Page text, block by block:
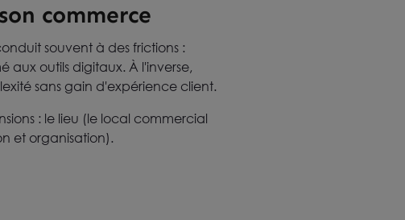
commerce
souvent à des frictions :
aux outils digitaux. À l'inverse,
sans gain d'expérience client.
: le lieu (le local commercial
et organisation).